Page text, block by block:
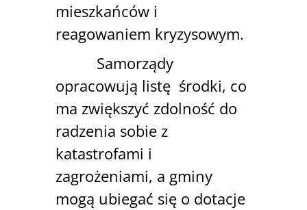
mieszkańców i
reagowaniem kryzysowym.
Samorządy
opracowują listę środki, co
ma zwiększyć zdolność do
radzenia sobie z
katastrofami i
zagrożeniami, a gminy
mogą ubiegać się o dotacje